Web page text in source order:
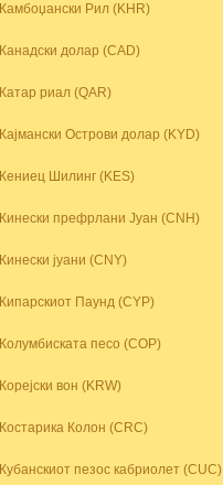
Камбоџански Рил (KHR)
Канадски долар (CAD)
Катар риал (QAR)
Кајмански Острови долар (KYD)
Кениец Шилинг (KES)
Кинески префрлани Јуан (CNH)
Кинески јуани (CNY)
Кипарскиот Паунд (CYP)
Колумбиската песо (COP)
Корејски вон (KRW)
Костарика Колон (CRC)
Кубанскиот пезос кабриолет (CUC)